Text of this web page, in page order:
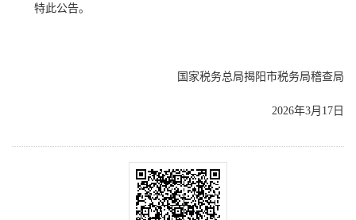
特此公告。
国家税务总局揭阳市税务局稽查局
2026年3月17日